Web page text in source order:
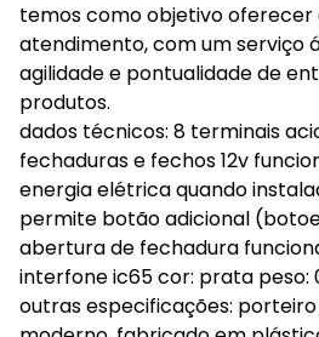
temos como objetivo oferecer
atendimento, com um serviço
agilidade e pontualidade de
produtos.
dados técnicos: 8 terminais
fechaduras e fechos 12v
energia elétrica quando
permite botão adicional
abertura de fechadura
interfone ic65 cor: prata peso:
outras especificações: